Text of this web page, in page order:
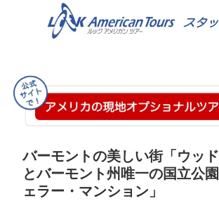
バーモントの美しい街「ウッド
とバーモント州唯一の国立公
ェラー・マンション」